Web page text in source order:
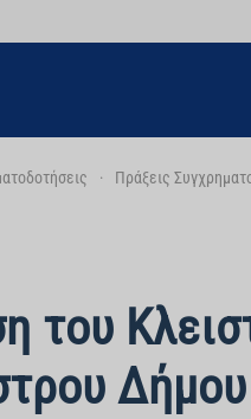
Πράξεις
του